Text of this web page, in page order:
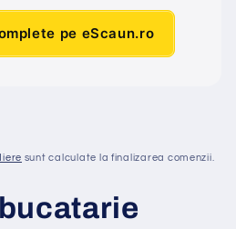
pe eScaun.ro
sunt calculate la finalizarea comenzii.